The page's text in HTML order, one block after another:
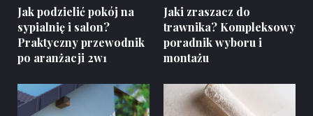
Jak podzielić pokój na
sypialnię i salon?
Praktyczny przewodnik
po aranżacji 2w1
Jaki zraszacz do
trawnika? Kompleksowy
poradnik wyboru i
montażu